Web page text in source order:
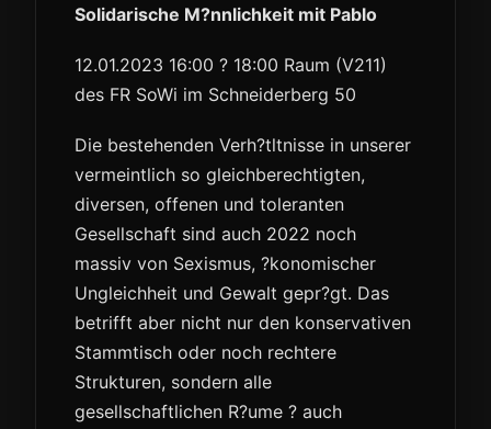
Solidarische M?nnlichkeit mit Pablo
12.01.2023 16:00 ? 18:00 Raum (V211)
des FR SoWi im Schneiderberg 50
Die bestehenden Verh?tltnisse in unserer
vermeintlich so gleichberechtigten,
diversen, offenen und toleranten
Gesellschaft sind auch 2022 noch
massiv von Sexismus, ?konomischer
Ungleichheit und Gewalt gepr?gt. Das
betrifft aber nicht nur den konservativen
Stammtisch oder noch rechtere
Strukturen, sondern alle
gesellschaftlichen R?ume ? auch